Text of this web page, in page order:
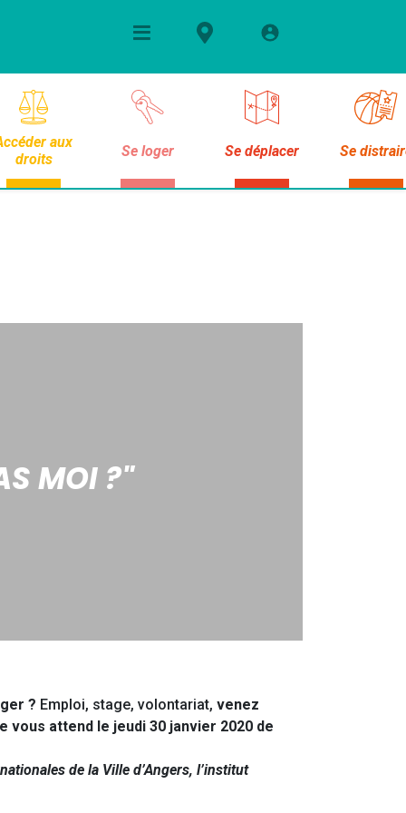
aux
droits
Se loger Se déplacer Se
MOI ?"
? Emploi, stage, volontariat, venez
vous attend le jeudi 30 janvier 2020 de
de la Ville d’Angers, l’institut